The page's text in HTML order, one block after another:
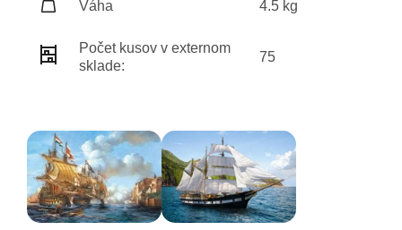
Váha 4.5 kg
Počet kusov v externom
sklade:
75